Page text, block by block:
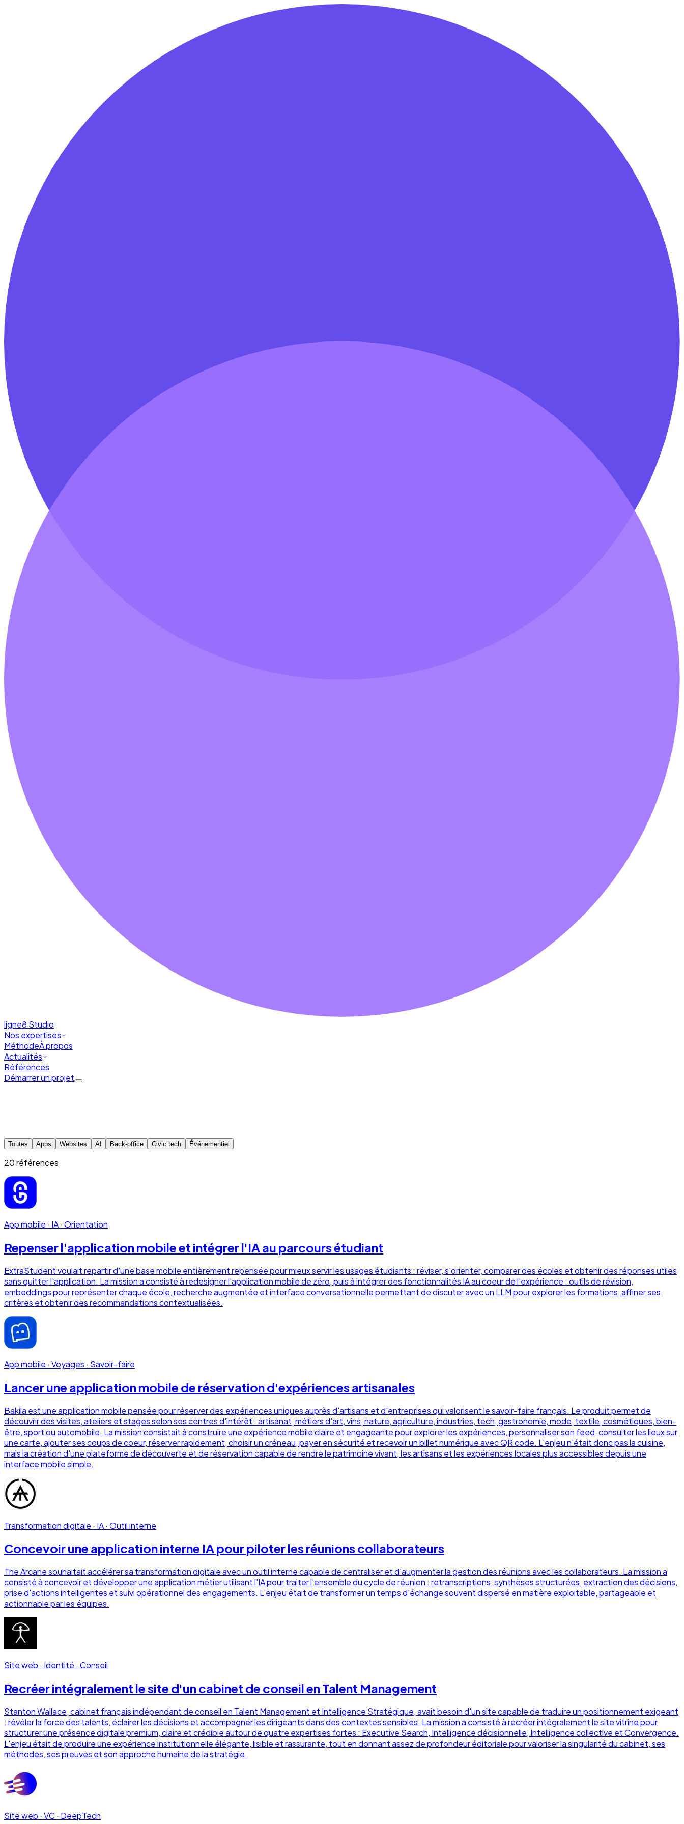
ligne8 Studio
Nos expertises
MéthodeÀ propos
Actualités
Références
Démarrer un projet
Toutes Apps Websites AI Back-office Civic tech Événementiel
20références
App mobile · IA · Orientation
Repenser l'application mobile et intégrer l'IA au parcours étudiant
ExtraStudent voulait repartir d'une base mobile entièrement repensée pour mieux servir les usages étudiants : réviser, s'orienter, comparer des écoles et obtenir des réponses utiles
sans quitter l'application. La mission a consisté à redesigner l'application mobile de zéro, puis à intégrer des fonctionnalités IA au coeur de l'expérience : outils de révision,
embeddings pour représenter chaque école, recherche augmentée et interface conversationnelle permettant de discuter avec un LLM pour explorer les formations, affiner ses
critères et obtenir des recommandations contextualisées.
App mobile · Voyages · Savoir-faire
Lancer une application mobile de réservation d'expériences artisanales
Bakila est une application mobile pensée pour réserver des expériences uniques auprès d'artisans et d'entreprises qui valorisent le savoir-faire français. Le produit permet de
découvrir des visites, ateliers et stages selon ses centres d'intérêt : artisanat, métiers d'art, vins, nature, agriculture, industries, tech, gastronomie, mode, textile, cosmétiques, bien-
être, sport ou automobile. La mission consistait à construire une expérience mobile claire et engageante pour explorer les expériences, personnaliser son feed, consulter les lieux sur
une carte, ajouter ses coups de coeur, réserver rapidement, choisir un créneau, payer en sécurité et recevoir un billet numérique avec QR code. L'enjeu n'était donc pas la cuisine,
mais la création d'une plateforme de découverte et de réservation capable de rendre le patrimoine vivant, les artisans et les expériences locales plus accessibles depuis une
interface mobile simple.
Transformation digitale · IA · Outil interne
Concevoir une application interne IA pour piloter les réunions collaborateurs
The Arcane souhaitait accélérer sa transformation digitale avec un outil interne capable de centraliser et d'augmenter la gestion des réunions avec les collaborateurs. La mission a
consisté à concevoir et développer une application métier utilisant l'IA pour traiter l'ensemble du cycle de réunion : retranscriptions, synthèses structurées, extraction des décisions,
prise d'actions intelligentes et suivi opérationnel des engagements. L'enjeu était de transformer un temps d'échange souvent dispersé en matière exploitable, partageable et
actionnable par les équipes.
Site web · Identité · Conseil
Recréer intégralement le site d'un cabinet de conseil en Talent Management
Stanton Wallace, cabinet français indépendant de conseil en Talent Management et Intelligence Stratégique, avait besoin d'un site capable de traduire un positionnement exigeant
: révéler la force des talents, éclairer les décisions et accompagner les dirigeants dans des contextes sensibles. La mission a consisté à recréer intégralement le site vitrine pour
structurer une présence digitale premium, claire et crédible autour de quatre expertises fortes : Executive Search, Intelligence décisionnelle, Intelligence collective et Convergence.
L'enjeu était de produire une expérience institutionnelle élégante, lisible et rassurante, tout en donnant assez de profondeur éditoriale pour valoriser la singularité du cabinet, ses
méthodes, ses preuves et son approche humaine de la stratégie.
Site web · VC · DeepTech